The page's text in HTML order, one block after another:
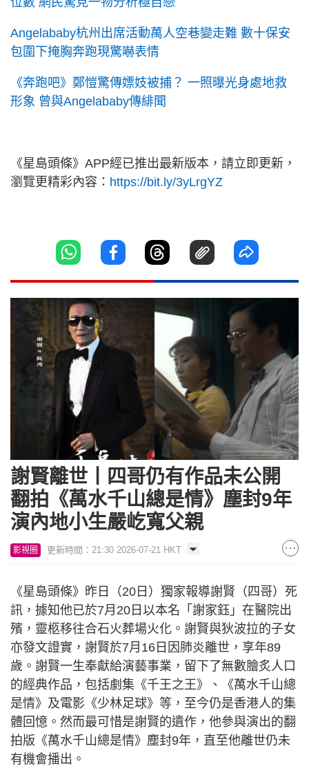
Angelababy杭州出席活動萬人空巷變走難 數十保安
包圍下掩胸奔跑現驚嚇表情
《奔跑吧》鄭愷驚傳嫖妓被捕？ 一照曝光身處地救
形象 曾與Angelababy傳緋聞
《星島頭條》APP經已推出最新版本，請立即更新，
瀏覽更精彩內容： https://bit.ly/3yLrgYZ
謝賢離世丨四哥仍有作品未公開
翻拍《萬水千山總是情》塵封9年
演內地小生嚴屹寬父親
影視圈 更新時間：21:30 2026-07-21 HKT
《星島頭條》昨日（20日）獨家報導謝賢（四哥）死
訊，據知他已於7月20日以本名「謝家鈺」在醫院出
殯，靈柩移往合石火葬場火化。謝賢與狄波拉的子女
亦發文證實，謝賢於7月16日因肺炎離世，享年89
歲。謝賢一生奉獻給演藝事業，留下了無數膾炙人口
的經典作品，包括劇集《千王之王》、《萬水千山總
是情》及電影《少林足球》等，至今仍是香港人的集
體回憶。然而最可惜是謝賢的遺作，他參與演出的翻
拍版《萬水千山總是情》塵封9年，直至他離世仍未
有機會播出。